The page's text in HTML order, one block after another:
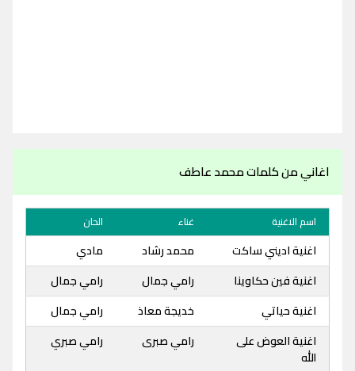
اغاني من كلمات محمد عاطف
اسم الاغنية غناء الحان
اغنية اديني ساكت محمد رشاد
مادي
اغنية فين حكاوينا
رامي جمال
رامي جمال
اغنية حياتي
خديجة معاذ
رامي جمال
اغنية العوض على
الله
رامي صبرى رامي صبري